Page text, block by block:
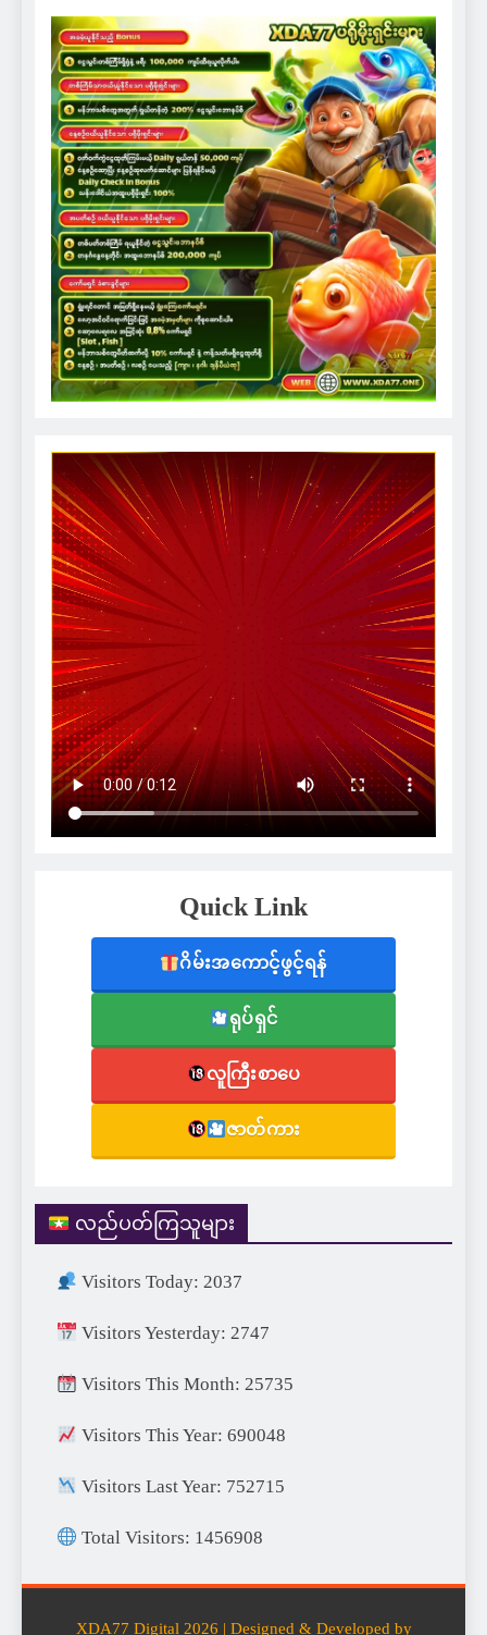
Quick Link
ဂိမ်းအကောင့်ဖွင့်ရန်
ရုပ်ရှင်
လူကြီးစာပေ
ဇာတ်ကား
လည်ပတ်ကြသူများ
Visitors Today: 2037
Visitors Yesterday: 2747
Visitors This Month: 25735
Visitors This Year: 690048
Visitors Last Year: 752715
Total Visitors: 1456908
XDA77 Digital 2026 | Designed & Developed by